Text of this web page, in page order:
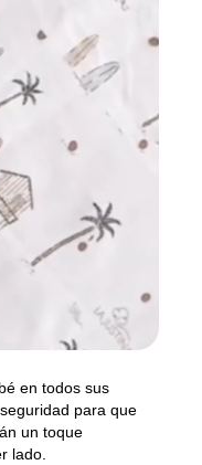
en todos sus
para que
un toque
lado.